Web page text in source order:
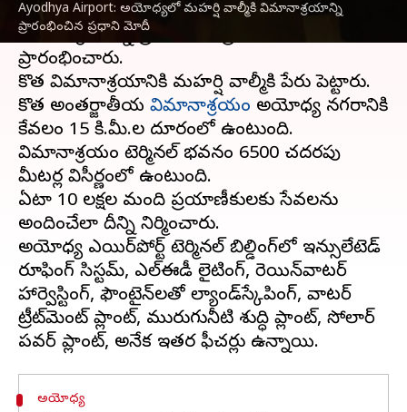
Ayodhya Airport: అయోధ్యలో మహర్షి వాల్మీకి విమానాశ్రయాన్ని
ప్రారంభించిన ప్రధాని మోదీ
ఉత్తర్‌ప్రదేశ్‌లోనిఅయోధ్యఅంతర్జాతీయ
విమానాశ్రయాన్ని ప్రధాని నరేంద్ర మోదీ శనివారం
ప్రారంభించారు.
కొత్త విమానాశ్రయానికి మహర్షి వాల్మీకి పేరు పెట్టారు.
కొత్త అంతర్జాతీయ విమానాశ్రయం అయోధ్య నగరానికి
కేవలం 15 కి.మీ.ల దూరంలో ఉంటుంది.
విమానాశ్రయం టెర్మినల్ భవనం 6500 చదరపు
మీటర్ల విస్తీర్ణంలో ఉంటుంది.
ఏటా 10 లక్షల మంది ప్రయాణీకులకు సేవలను
అందించేలా దీన్ని నిర్మించారు.
అయోధ్య ఎయిర్‌పోర్ట్ టెర్మినల్ బిల్డింగ్‌లో ఇన్సులేటెడ్
రూఫింగ్ సిస్టమ్, ఎల్‌ఈడీ లైటింగ్, రెయిన్‌వాటర్
హార్వెస్టింగ్, ఫౌంటైన్‌లతో ల్యాండ్‌స్కేపింగ్, వాటర్
ట్రీట్‌మెంట్ ప్లాంట్, మురుగునీటి శుద్ధి ప్లాంట్, సోలార్
అయోధ్య